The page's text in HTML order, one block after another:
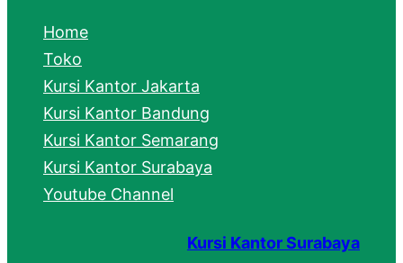
h
Home
Toko
Kursi Kantor Jakarta
Kursi Kantor Bandung
Kursi Kantor Semarang
Kursi Kantor Surabaya
Youtube Channel
Kursi Kantor Surabaya